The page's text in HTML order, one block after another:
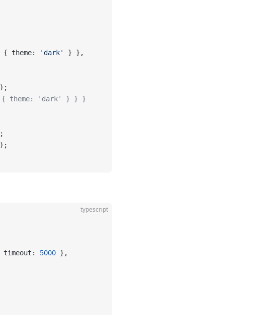
theme: 'dark'
} },
);
theme: 'dark' } } }
);
typescript
timeout: 5000 },